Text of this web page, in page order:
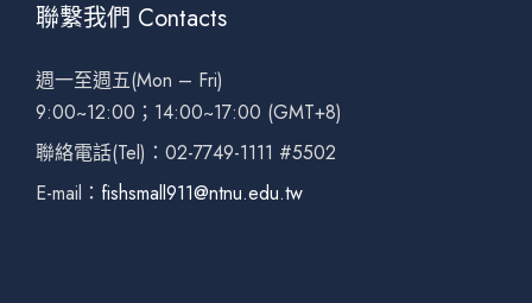
聯繫我們 Contacts
週一至週五(Mon – Fri)
9:00~12:00；14:00~17:00 (GMT+8)
聯絡電話(Tel)：02-7749-1111 #5502
E-mail： fishsmall911@ntnu.edu.tw